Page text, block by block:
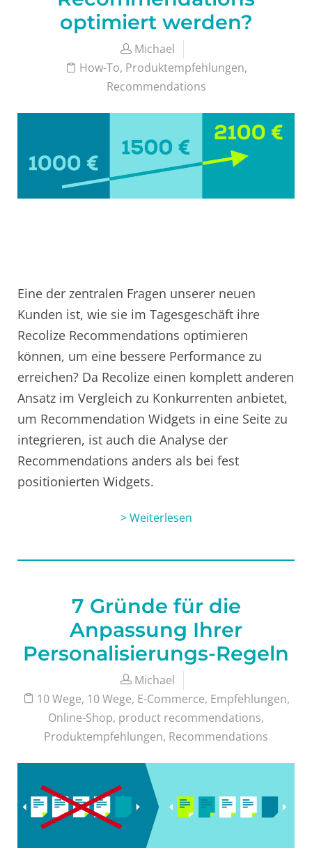
optimiert werden?
Michael
How-To, Produktempfehlungen,
Recommendations
Eine der zentralen Fragen unserer neuen
Kunden ist, wie sie im Tagesgeschäft ihre
Recolize Recommendations optimieren
können, um eine bessere Performance zu
erreichen? Da Recolize einen komplett anderen
Ansatz im Vergleich zu Konkurrenten anbietet,
um Recommendation Widgets in eine Seite zu
integrieren, ist auch die Analyse der
Recommendations anders als bei fest
positionierten Widgets.
> Weiterlesen
7 Gründe für die
Anpassung Ihrer
Personalisierungs-Regeln
Michael
10 Wege, 10 Wege, E-Commerce, Empfehlungen,
Online-Shop, product recommendations,
Produktempfehlungen, Recommendations